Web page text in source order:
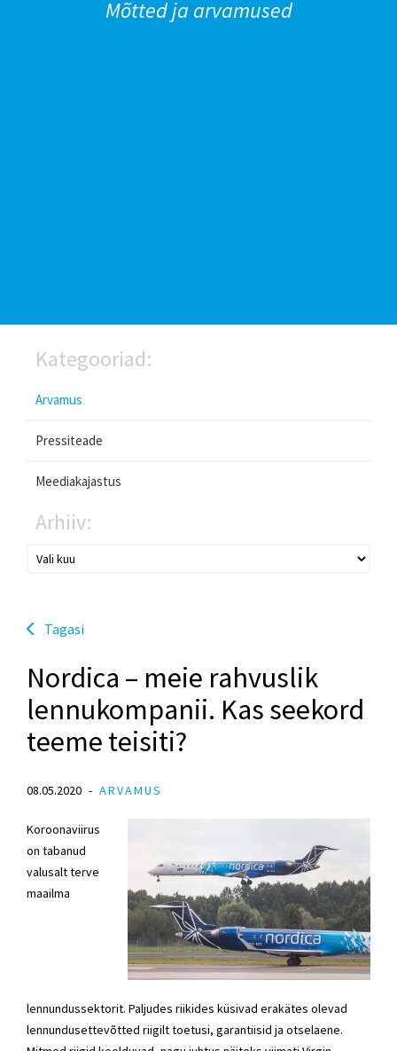
Mõtted ja arvamused
Kategooriad:
Arvamus
Pressiteade
Meediakajastus
Arhiiv:
Tagasi
Nordica – meie rahvuslik
lennukompanii. Kas seekord
teeme teisiti?
08.05.2020 ARVAMUS
Koroonaviirus
on tabanud
valusalt terve
maailma
lennundussektorit. Paljudes riikides küsivad erakätes olevad
lennundusettevõtted riigilt toetusi, garantiisid ja otselaene.